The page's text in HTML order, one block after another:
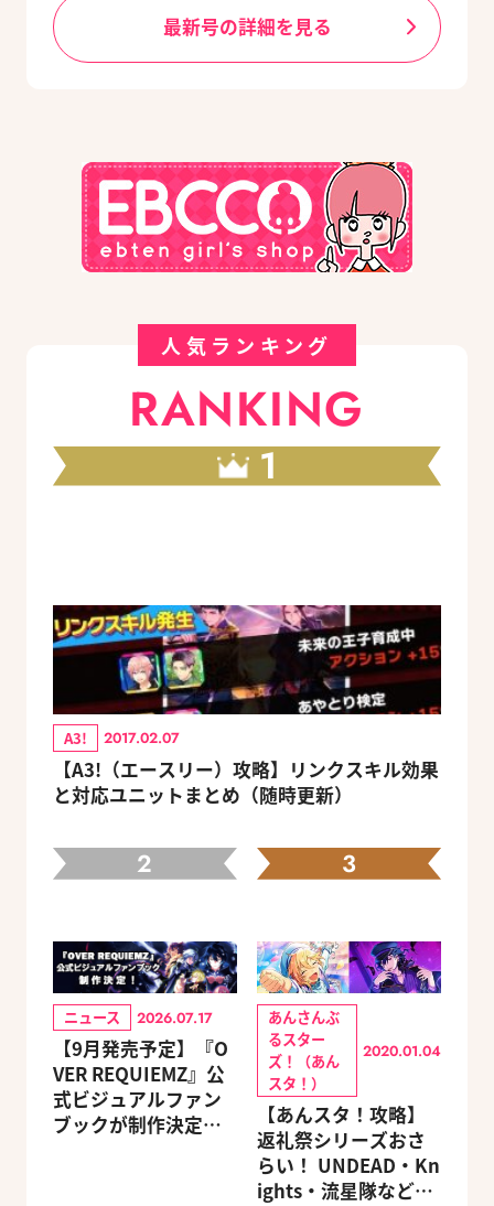
最新号の詳細を見る
人気ランキング
RANKING
1
A3! 2017.02.07
【A3!（エースリー）攻略】リンクスキル効果
と対応ユニットまとめ（随時更新）
2
ニュース 2026.07.17
【9月発売予定】『O
VER REQUIEMZ』公
式ビジュアルファン
ブックが制作決定！
3
あんさんぶ
るスター
ズ！（あん
スタ！）
2020.01.04
【あんスタ！攻略】
返礼祭シリーズおさ
らい！ UNDEAD・Kn
ights・流星隊など、